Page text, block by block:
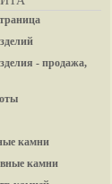
- продажа,
камни
камни